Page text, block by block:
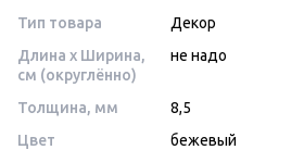
Тип товара
Декор
Длина x Ширина,
см (округлённо)
не надо
Толщина, мм
8,5
Цвет
бежевый